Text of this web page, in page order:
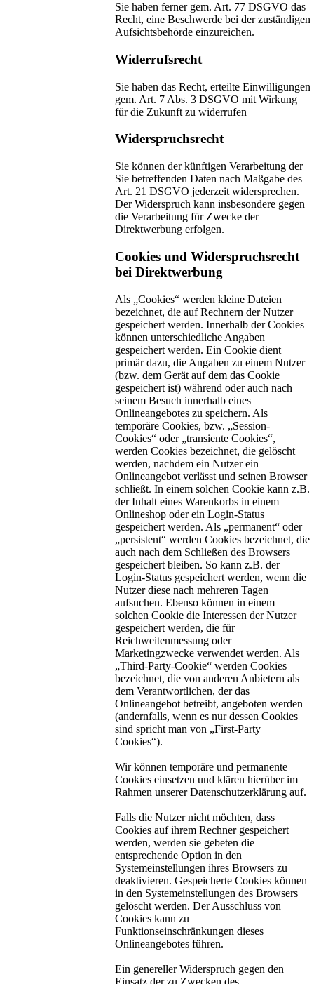
Sie haben ferner gem. Art. 77 DSGVO das
Recht, eine Beschwerde bei der zuständigen
Aufsichtsbehörde einzureichen.
Widerrufsrecht
Sie haben das Recht, erteilte Einwilligungen
gem. Art. 7 Abs. 3 DSGVO mit Wirkung
für die Zukunft zu widerrufen
Widerspruchsrecht
Sie können der künftigen Verarbeitung der
Sie betreffenden Daten nach Maßgabe des
Art. 21 DSGVO jederzeit widersprechen.
Der Widerspruch kann insbesondere gegen
die Verarbeitung für Zwecke der
Direktwerbung erfolgen.
Cookies und Widerspruchsrecht
bei Direktwerbung
Als „Cookies“ werden kleine Dateien
bezeichnet, die auf Rechnern der Nutzer
gespeichert werden. Innerhalb der Cookies
können unterschiedliche Angaben
gespeichert werden. Ein Cookie dient
primär dazu, die Angaben zu einem Nutzer
(bzw. dem Gerät auf dem das Cookie
gespeichert ist) während oder auch nach
seinem Besuch innerhalb eines
Onlineangebotes zu speichern. Als
temporäre Cookies, bzw. „Session-
Cookies“ oder „transiente Cookies“,
werden Cookies bezeichnet, die gelöscht
werden, nachdem ein Nutzer ein
Onlineangebot verlässt und seinen Browser
schließt. In einem solchen Cookie kann z.B.
der Inhalt eines Warenkorbs in einem
Onlineshop oder ein Login-Status
gespeichert werden. Als „permanent“ oder
„persistent“ werden Cookies bezeichnet, die
auch nach dem Schließen des Browsers
gespeichert bleiben. So kann z.B. der
Login-Status gespeichert werden, wenn die
Nutzer diese nach mehreren Tagen
aufsuchen. Ebenso können in einem
solchen Cookie die Interessen der Nutzer
gespeichert werden, die für
Reichweitenmessung oder
Marketingzwecke verwendet werden. Als
„Third-Party-Cookie“ werden Cookies
bezeichnet, die von anderen Anbietern als
dem Verantwortlichen, der das
Onlineangebot betreibt, angeboten werden
(andernfalls, wenn es nur dessen Cookies
sind spricht man von „First-Party
Cookies“).
Wir können temporäre und permanente
Cookies einsetzen und klären hierüber im
Rahmen unserer Datenschutzerklärung auf.
Falls die Nutzer nicht möchten, dass
Cookies auf ihrem Rechner gespeichert
werden, werden sie gebeten die
entsprechende Option in den
Systemeinstellungen ihres Browsers zu
deaktivieren. Gespeicherte Cookies können
in den Systemeinstellungen des Browsers
gelöscht werden. Der Ausschluss von
Cookies kann zu
Funktionseinschränkungen dieses
Onlineangebotes führen.
Ein genereller Widerspruch gegen den
Einsatz der zu Zwecken des